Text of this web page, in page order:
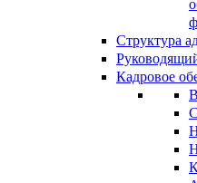
Структура
Кадровое